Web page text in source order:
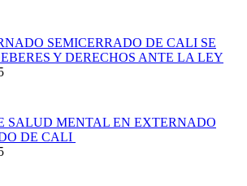
SEMICERRADO DE CALI SE
Y DERECHOS ANTE LA LEY
SALUD MENTAL EN EXTERNADO
DE CALI